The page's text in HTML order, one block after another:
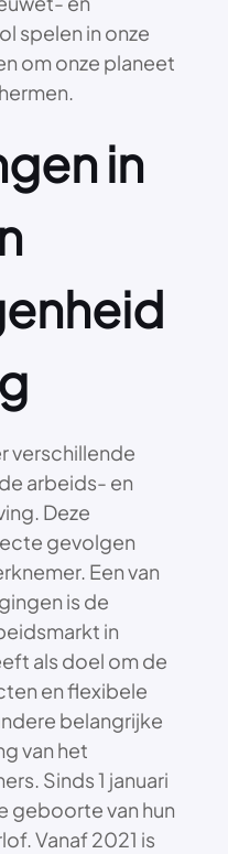
spelen in onze
om onze planeet
in
verschillende
arbeids- en
Deze
gevolgen
Een van
is de
in
als doel om de
en flexibele
belangrijke
van het
Sinds 1 januari
geboorte van hun
Vanaf 2021 is